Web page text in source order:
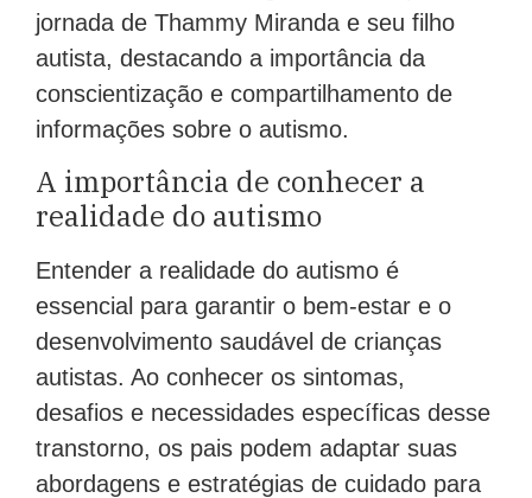
jornada de Thammy Miranda e seu filho
autista, destacando a importância da
conscientização e compartilhamento de
informações sobre o autismo.
A importância de conhecer a
realidade do autismo
Entender a realidade do autismo é
essencial para garantir o bem-estar e o
desenvolvimento saudável de crianças
autistas. Ao conhecer os sintomas,
desafios e necessidades específicas desse
transtorno, os pais podem adaptar suas
abordagens e estratégias de cuidado para